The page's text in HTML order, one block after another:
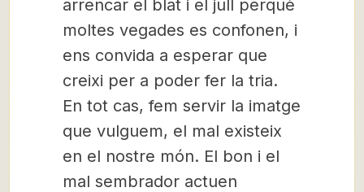
arrencar el blat i el jull perquè
moltes vegades es confonen, i
ens convida a esperar que
creixi per a poder fer la tria.
En tot cas, fem servir la imatge
que vulguem, el mal existeix
en el nostre món. El bon i el
mal sembrador actuen